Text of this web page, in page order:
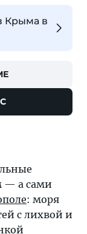
Крыма в
— а сами
: моря
с лихвой и